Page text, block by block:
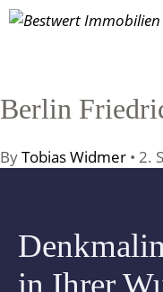
Berlin
ByTobias Widmer • 2.
in Ihrer